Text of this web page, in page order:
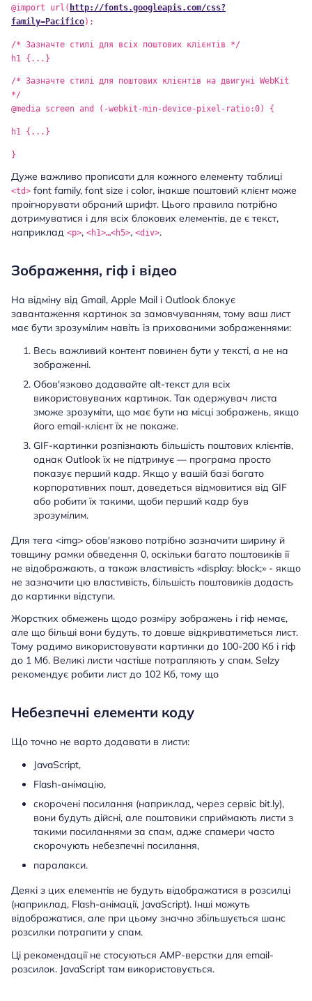
@import url( http://fonts.googleapis.com/css?
family=Pacifico);
/* Зазначте стилі для всіх поштових клієнтів */
h1 {...}
/* Зазначте стилі для поштових клієнтів на двигуні WebKit
*/
@media screen and (-webkit-min-device-pixel-ratio:0) {
h1 {...}
}
Дуже важливо прописати для кожного елементу таблиці
<td> font family, font size і color, інакше поштовий клієнт може
проігнорувати обраний шрифт. Цього правила потрібно
дотримуватися і для всіх блокових елементів, де є текст,
наприклад <p>, <h1>…<h5>, <div>.
Зображення, гіф і відео
На відміну від Gmail, Apple Mail i Outlook блокує
завантаження картинок за замовчуванням, тому ваш лист
має бути зрозумілим навіть із прихованими зображеннями:
Весь важливий контент повинен бути у тексті, а не на
зображенні.
Обов'язково додавайте alt-текст для всіх
використовуваних картинок. Так одержувач листа
зможе зрозуміти, що має бути на місці зображень, якщо
його email-клієнт їх не покаже.
GIF-картинки розпізнають більшість поштових клієнтів,
однак Outlook їх не підтримує — програма просто
показує перший кадр. Якщо у вашій базі багато
корпоративних пошт, доведеться відмовитися від GIF
або робити їх такими, щоби перший кадр був
зрозумілим.
Для тега <img> обов'язково потрібно зазначити ширину й
товщину рамки обведення 0, оскільки багато поштовиків її
не відображають, а також властивість «display: block;» - якщо
не зазначити цю властивість, більшість поштовиків додасть
до картинки відступи.
Жорстких обмежень щодо розміру зображень і гіф немає,
але що більші вони будуть, то довше відкриватиметься лист.
Тому радимо використовувати картинки до 100-200 Кб і гіф
до 1 Мб. Великі листи частіше потрапляють у спам. Selzy
рекомендує робити лист до 102 Кб, тому що
Небезпечні елементи коду
Що точно не варто додавати в листи:
JavaScript,
Flash-анімацію,
скорочені посилання (наприклад, через сервіс bit.ly),
вони будуть дійсні, але поштовики сприймають листи з
такими посиланнями за спам, адже спамери часто
скорочують небезпечні посилання,
паралакси.
Деякі з цих елементів не будуть відображатися в розсилці
(наприклад, Flash-анімації, JavaScript). Інші можуть
відображатися, але при цьому значно збільшується шанс
розсилки потрапити у спам.
Ці рекомендації не стосуються AMP-верстки для email-
розсилок. JavaScript там використовується.